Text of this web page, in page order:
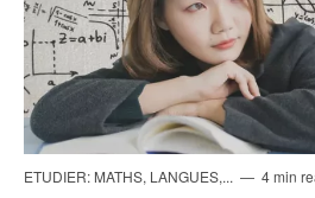
ETUDIER: MATHS, LANGUES,... 4 min